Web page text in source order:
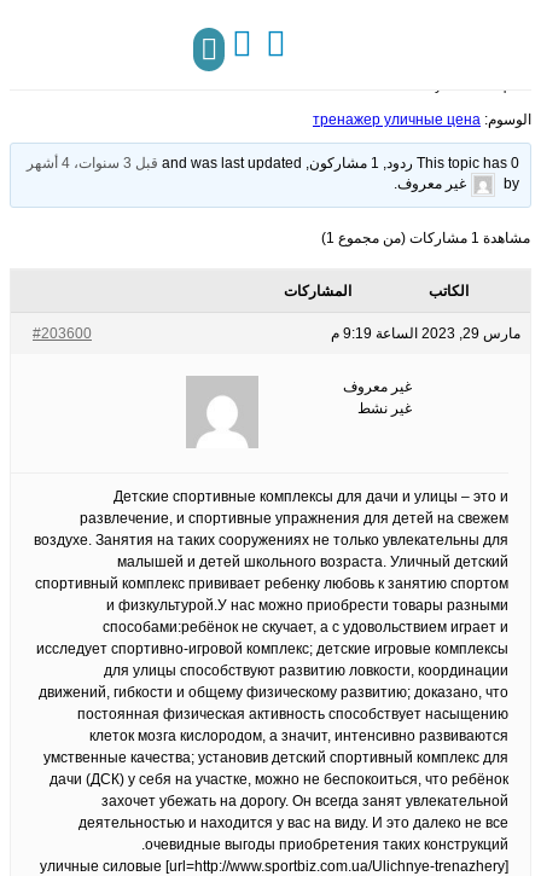
The best Hotel WordPress Theme
الوسوم: тренажер уличные цена
This topic has 0 ردود, 1 مشاركون, and was last updated
قبل 3 سنوات، 4 أشهر
by
غير معروف.
مشاهدة 1 مشاركات (من مجموع 1)
الكاتب المشاركات
مارس 29, 2023 الساعة 9:19 م #203600
غير معروف
غير نشط
Детские спортивные комплексы для дачи и улицы – это и
развлечение, и спортивные упражнения для детей на свежем
воздухе. Занятия на таких сооружениях не только увлекательны для
малышей и детей школьного возраста. Уличный детский
спортивный комплекс прививает ребенку любовь к занятию спортом
и физкультурой.У нас можно приобрести товары разными
способами:ребёнок не скучает, а с удовольствием играет и
исследует спортивно-игровой комплекс; детские игровые комплексы
для улицы способствуют развитию ловкости, координации
движений, гибкости и общему физическому развитию; доказано, что
постоянная физическая активность способствует насыщению
клеток мозга кислородом, а значит, интенсивно развиваются
умственные качества; установив детский спортивный комплекс для
дачи (ДСК) у себя на участке, можно не беспокоиться, что ребёнок
захочет убежать на дорогу. Он всегда занят увлекательной
деятельностью и находится у вас на виду. И это далеко не все
очевидные выгоды приобретения таких конструкций.
[url=http://www.sportbiz.com.ua/Ulichnye-trenazhery] уличные силовые